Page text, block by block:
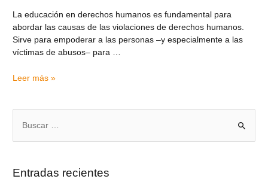
La educación en derechos humanos es fundamental para
abordar las causas de las violaciones de derechos humanos.
Sirve para empoderar a las personas –y especialmente a las
víctimas de abusos– para …
Leer más »
Entradas recientes